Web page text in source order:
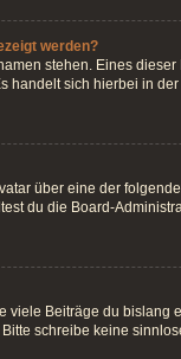
werden?
stehen. Eines
handelt sich hierbei in
über eine der
du die Board-
Beiträge du
schreibe keine